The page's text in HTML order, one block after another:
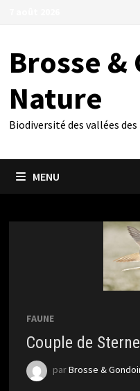
Brosse &
Nature
Biodiversité des vallées
MENU
FAUNE
Couple de
parBrosse &